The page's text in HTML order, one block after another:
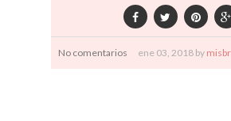
No comentarios ene 03, 2018 by